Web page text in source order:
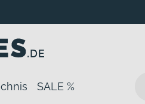
SALE %